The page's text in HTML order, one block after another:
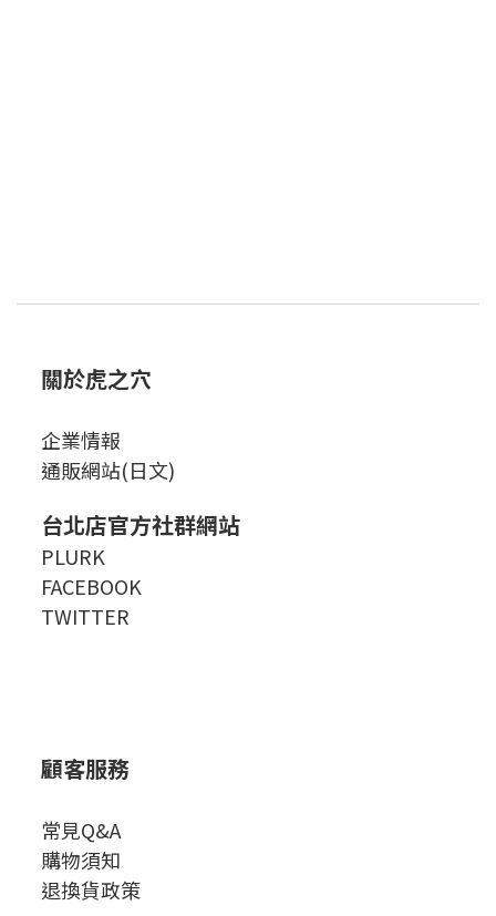
關於虎之穴
企業情報
通販網站(日文)
台北店官方社群網站
PLURK
FACEBOOK
TWITTER
顧客服務
常見Q&A
購物須知
退換貨政策